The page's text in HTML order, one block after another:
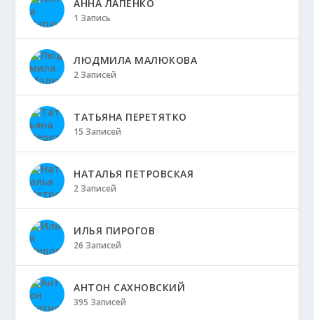
АННА ЛАПЕНКО
1 Запись
ЛЮДМИЛА МАЛЮКОВА
2 Записей
ТАТЬЯНА ПЕРЕТЯТКО
15 Записей
НАТАЛЬЯ ПЕТРОВСКАЯ
2 Записей
ИЛЬЯ ПИРОГОВ
26 Записей
АНТОН САХНОВСКИЙ
395 Записей